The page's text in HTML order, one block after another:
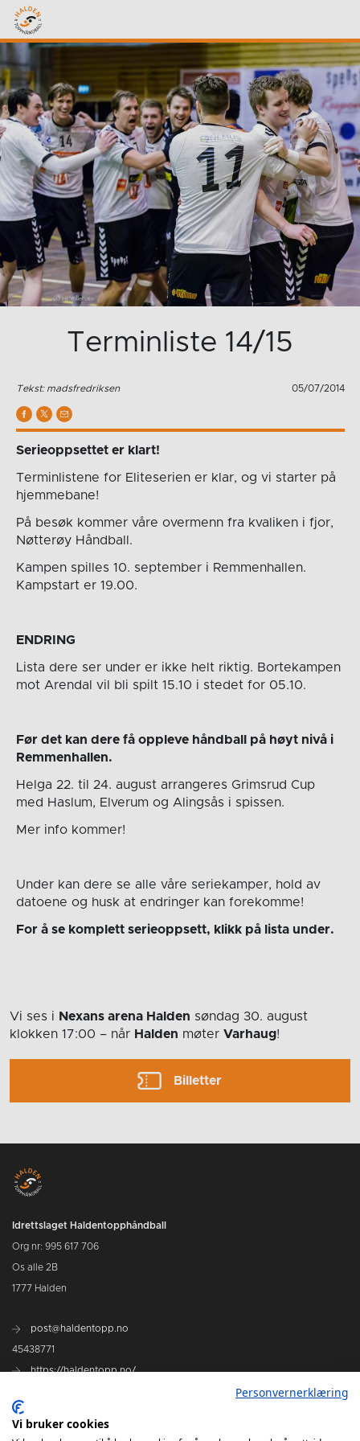
Terminliste 14/15
Tekst: madsfredriksen 05/07/2014
Serieoppsettet er klart!
Terminlistene for Eliteserien er klar, og vi starter på
hjemmebane!
På besøk kommer våre overmenn fra kvaliken i fjor,
Nøtterøy Håndball.
Kampen spilles 10. september i Remmenhallen.
Kampstart er 19.00.
ENDRING
Lista dere ser under er ikke helt riktig. Bortekampen
mot Arendal vil bli spilt 15.10 i stedet for 05.10.
Før det kan dere få oppleve håndball på høyt nivå i
Remmenhallen.
Helga 22. til 24. august arrangeres Grimsrud Cup
med Haslum, Elverum og Alingsås i spissen.
Mer info kommer!
Under kan dere se alle våre seriekamper, hold av
datoene og husk at endringer kan forekomme!
For å se komplett serieoppsett, klikk på lista under.
Vi ses i Nexans arena Halden søndag 30. august
klokken 17:00 – når Halden møter Varhaug!
Billetter
Idrettslaget Haldentopphåndball
Org nr: 995 617 706
Os alle 2B
1777 Halden
post@haldentopp.no
45438771
https://haldentopp.no/
Se Hans Petter Willes bildearkiv
Personvernerklæring
Vi bruker cookies